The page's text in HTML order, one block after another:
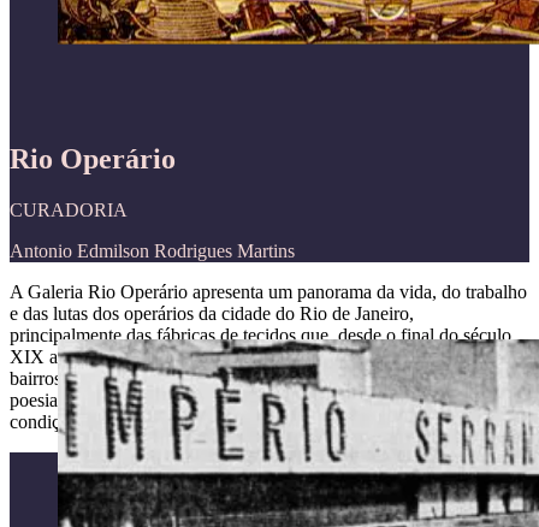
Rio Operário
CURADORIA
Antonio Edmilson Rodrigues Martins
A Galeria Rio Operário apresenta um panorama da vida, do trabalho
e das lutas dos operários da cidade do Rio de Janeiro,
principalmente das fábricas de tecidos que, desde o final do século
XIX até os anos 1930, ocuparam a paisagem carioca formando
bairros, influenciando nos modos de vida, acrescentando música e
poesia à cidade e demarcando espaços urbanos que ganharam a
condição de lugares de memória.